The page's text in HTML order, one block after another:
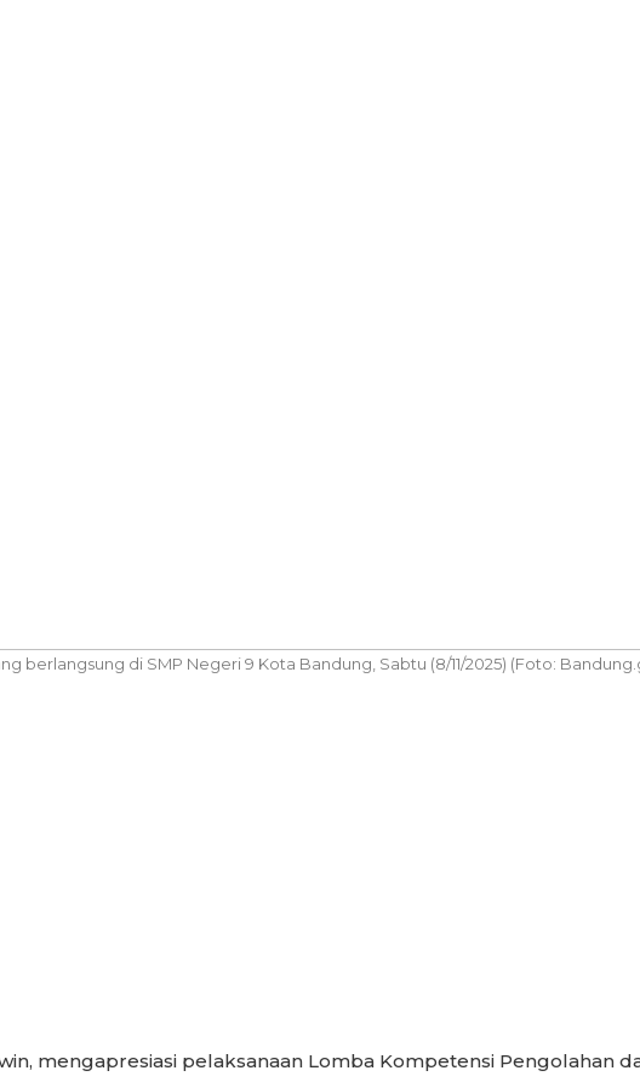
berlangsung di SMP Negeri 9 Kota Bandung, Sabtu (8/11/2025) (Foto:
mengapresiasi pelaksanaan Lomba Kompetensi Pengolahan